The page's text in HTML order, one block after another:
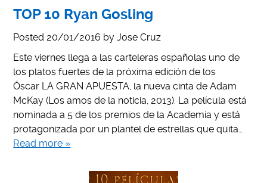
TOP 10 Ryan Gosling
Posted 20/01/2016 byJose Cruz
Este viernes llega a las carteleras españolas uno de
los platos fuertes de la próxima edición de los
Óscar LA GRAN APUESTA, la nueva cinta de Adam
McKay (Los amos de la noticia, 2013). La película está
nominada a 5 de los premios de la Academia y está
protagonizada por un plantel de estrellas que quita…
Read more »